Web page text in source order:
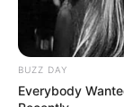
BUZZ DAY
BUZZ DAY
Everybody